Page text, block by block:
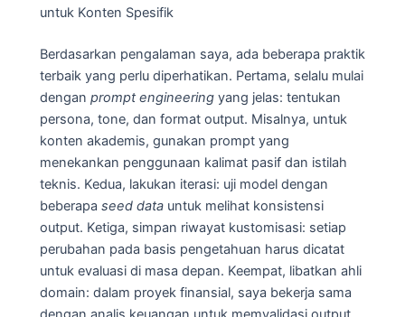
untuk Konten Spesifik
Berdasarkan pengalaman saya, ada beberapa praktik
terbaik yang perlu diperhatikan. Pertama, selalu mulai
dengan prompt engineering yang jelas: tentukan
persona, tone, dan format output. Misalnya, untuk
konten akademis, gunakan prompt yang
menekankan penggunaan kalimat pasif dan istilah
teknis. Kedua, lakukan iterasi: uji model dengan
beberapa seed data untuk melihat konsistensi
output. Ketiga, simpan riwayat kustomisasi: setiap
perubahan pada basis pengetahuan harus dicatat
untuk evaluasi di masa depan. Keempat, libatkan ahli
domain: dalam proyek finansial, saya bekerja sama